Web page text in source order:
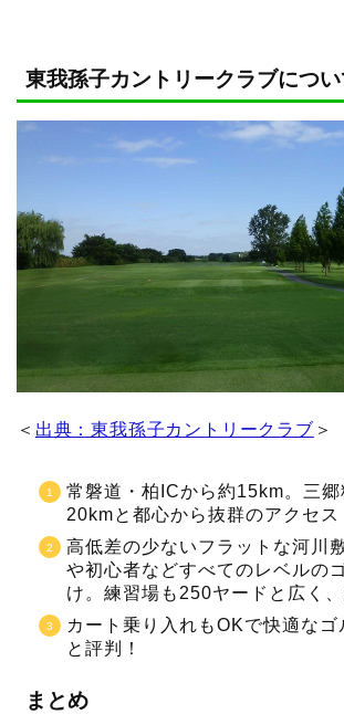
東我孫子カントリークラブについ
＜ 出典：東我孫子カントリークラブ ＞
常磐道・柏ICから約15km。三郷
20kmと都心から抜群のアクセス
高低差の少ないフラットな河川
や初心者などすべてのレベルの
け。練習場も250ヤードと広く
カート乗り入れもOKで快適なゴ
と評判！
まとめ